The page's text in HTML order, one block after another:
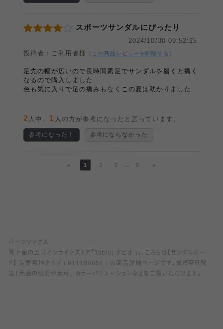
スポーツサンダルにぴったり
2024/10/30 09:52:25
投稿者：ご利用者様
（ この商品レビューを削除する ）
足先の幅が広いので長時間素足でサンダルを履くと痛く
なるので購入しました
色も気に入りで足の痛みもなくこの夏は助かりました
2 人中、 1 人の方が参考になったと言っています。
参考になった！ 参考にならなかった
＜ 1 2 3 9 ＞
パーツソックス
靴下屋の公式オンラインストア「Tabio( タビオ )」、こちらは【サンダルガー
ド】 定番無地タイプ ( 011190054 ) の商品詳細ページです。最短翌日配
送！商品の概要や素材、 カラーバリエーションなどをご覧いただけます。